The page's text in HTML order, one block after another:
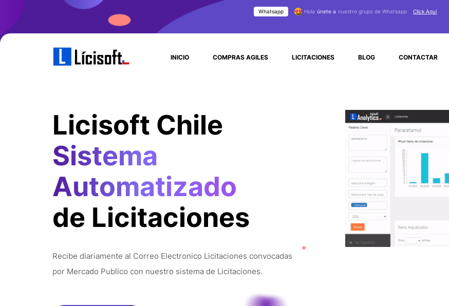
Whatsapp Hola únete a nuestro grupo de Whatsapp Click Aqui
INICIO COMPRAS AGILES LICITACIONES BLOG CONTACTAR
Licisoft Chile
Sistema
Automatizado
de Licitaciones
Recibe diariamente al Correo Electronico Licitaciones convocadas
por Mercado Publico con nuestro sistema de Licitaciones.